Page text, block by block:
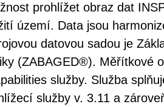
prohlížet obraz dat
území. Data jsou
datovou sadou je
(ZABAGED®). Měřítkové
služby. Služba
služby v. 3.11 a